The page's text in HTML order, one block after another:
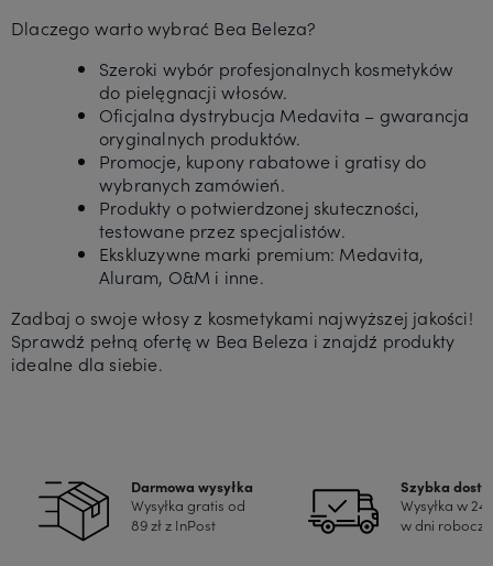
Dlaczego warto wybrać Bea Beleza?
Szeroki wybór profesjonalnych kosmetyków
do pielęgnacji włosów.
Oficjalna dystrybucja Medavita – gwarancja
oryginalnych produktów.
Promocje, kupony rabatowe i gratisy do
wybranych zamówień.
Produkty o potwierdzonej skuteczności,
testowane przez specjalistów.
Ekskluzywne marki premium: Medavita,
Aluram, O&M i inne.
Zadbaj o swoje włosy z kosmetykami najwyższej jakości!
Sprawdź pełną ofertę w Bea Beleza i znajdź produkty
idealne dla siebie.
Darmowa wysyłka
Wysyłka gratis od
89 zł z InPost
Szybka
Wysyłka w
w dni robocze